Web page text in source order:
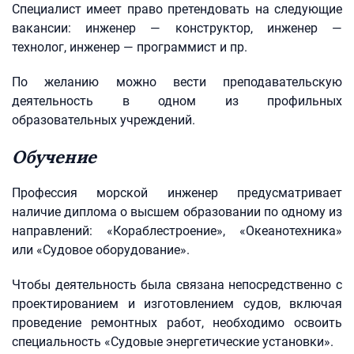
Специалист имеет право претендовать на следующие
вакансии: инженер — конструктор, инженер —
технолог, инженер — программист и пр.
По желанию можно вести преподавательскую
деятельность в одном из профильных
образовательных учреждений.
Обучение
Профессия морской инженер предусматривает
наличие диплома о высшем образовании по одному из
направлений: «Кораблестроение», «Океанотехника»
или «Судовое оборудование».
Чтобы деятельность была связана непосредственно с
проектированием и изготовлением судов, включая
проведение ремонтных работ, необходимо освоить
специальность «Судовые энергетические установки».